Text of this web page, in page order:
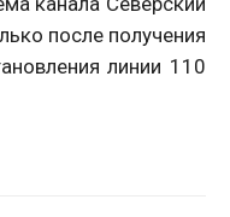
после получения
линии 110